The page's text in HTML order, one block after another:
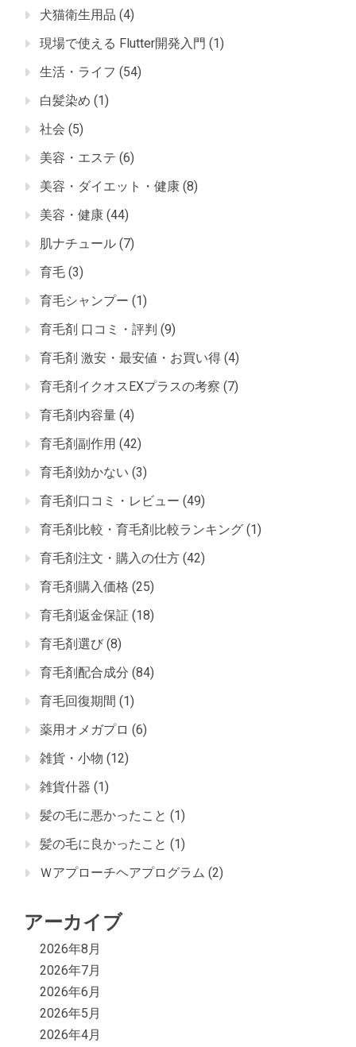
犬猫衛生用品 (4)
現場で使える Flutter開発入門 (1)
生活・ライフ (54)
白髪染め (1)
社会 (5)
美容・エステ (6)
美容・ダイエット・健康 (8)
美容・健康 (44)
肌ナチュール (7)
育毛 (3)
育毛シャンプー (1)
育毛剤 口コミ・評判 (9)
育毛剤 激安・最安値・お買い得 (4)
育毛剤イクオスEXプラスの考察 (7)
育毛剤内容量 (4)
育毛剤副作用 (42)
育毛剤効かない (3)
育毛剤口コミ・レビュー (49)
育毛剤比較・育毛剤比較ランキング (1)
育毛剤注文・購入の仕方 (42)
育毛剤購入価格 (25)
育毛剤返金保証 (18)
育毛剤選び (8)
育毛剤配合成分 (84)
育毛回復期間 (1)
薬用オメガプロ (6)
雑貨・小物 (12)
雑貨什器 (1)
髪の毛に悪かったこと (1)
髪の毛に良かったこと (1)
Ｗアプローチヘアプログラム (2)
アーカイブ
2026年8月
2026年7月
2026年6月
2026年5月
2026年4月